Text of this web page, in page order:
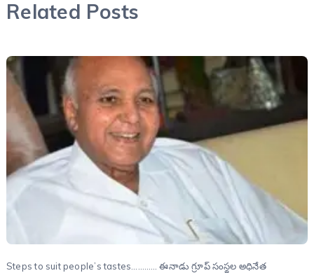
Related Posts
Steps to suit people’s tastes………… ఈనాడు గ్రూప్ సంస్థల అధినేత